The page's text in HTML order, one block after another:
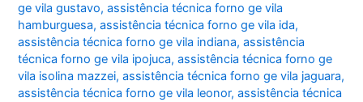
ge vila gustavo,assistência técnica forno ge vila
hamburguesa,assistência técnica forno ge vila ida,
assistência técnica forno ge vila indiana,assistência
técnica forno ge vila ipojuca,assistência técnica forno ge
vila isolina mazzei,assistência técnica forno ge vila jaguara,
assistência técnica forno ge vila leonor,assistência técnica